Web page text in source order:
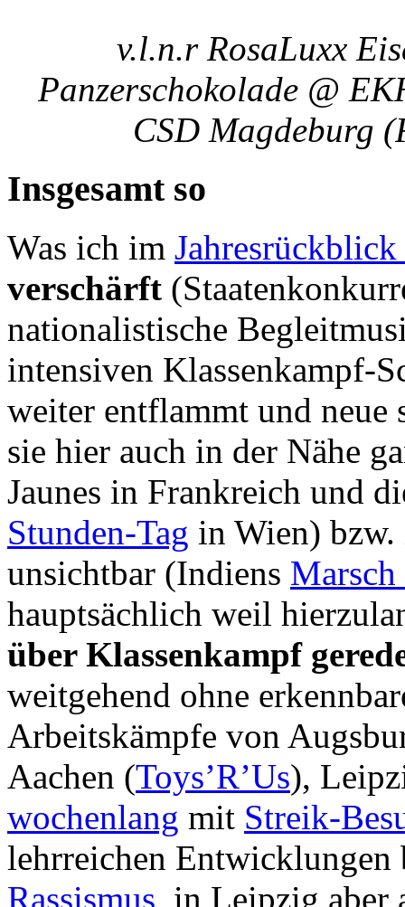
v.l.n.r RosaLuxx
Panzerschokolade @
CSD Magdeburg
Insgesamt so
Was ich im
verschärft
nationalistische
intensiven Klassenkampf-
weiter entflammt und neue
sie hier auch in der Nähe
Jaunes in Frankreich und
Stunden-Tag in Wien) bzw.
unsichtbar (Indiens Marsch
hauptsächlich weil
über Klassenkampf
weitgehend ohne
Arbeitskämpfe von
Aachen (Toys’R’Us),
wochenlang mit Streik-
lehrreichen
Rassismus, in Leipzig aber